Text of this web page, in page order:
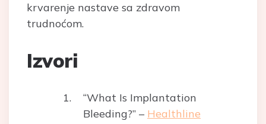
krvarenje nastave sa zdravom
trudnoćom.
Izvori
“What Is Implantation
Bleeding?” – Healthline